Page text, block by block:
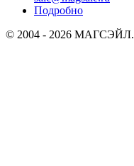
Подробно
© 2004 - 2026 МАГСЭЙЛ.